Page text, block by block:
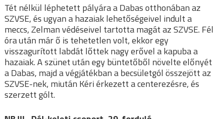
Tét nélkül léphetett pályára a Dabas otthonában az
SZVSE, és ugyan a hazaiak lehetőségeivel indult a
meccs, Zelman védéseivel tartotta magát az SZVSE. Fél
óra után már ő is tehetetlen volt, ekkor egy
visszagurított labdát lőttek nagy erővel a kapuba a
hazaiak. A szünet után egy büntetőből növelte előnyét
a Dabas, majd a végjátékban a becsületgól összejött az
SZVSE-nek, miután Kéri érkezett a centerezésre, és
szerzett gólt.